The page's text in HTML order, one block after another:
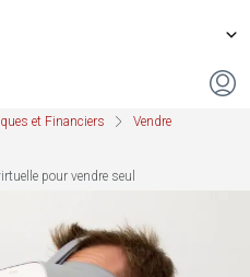
et Financiers
Vendre
pour vendre seul